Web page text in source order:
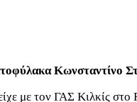
Κωνσταντίνο
με τον ΓΑΣ Κιλκίς